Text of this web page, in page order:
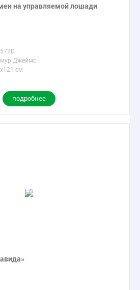
на управляемой лошади
Джеймс
см
подробнее